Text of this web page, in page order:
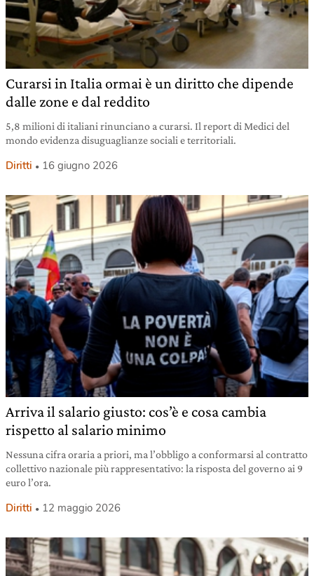
Curarsi in Italia ormai è un diritto che dipende
dalle zone e dal reddito
5,8 milioni di italiani rinunciano a curarsi. Il report di Medici del
mondo evidenza disuguaglianze sociali e territoriali.
Diritti 16 giugno 2026
Arriva il salario giusto: cos’è e cosa cambia
rispetto al salario minimo
Nessuna cifra oraria a priori, ma l’obbligo a conformarsi al contratto
collettivo nazionale più rappresentativo: la risposta del governo ai 9
euro l’ora.
Diritti 12 maggio 2026